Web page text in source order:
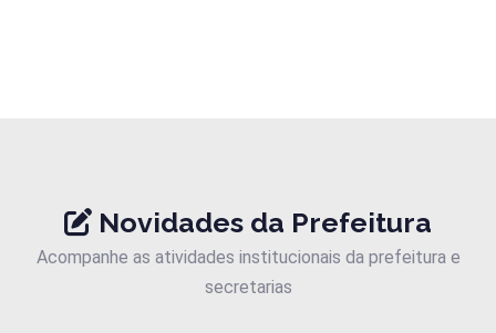
Novidades da Prefeitura
Acompanhe as atividades institucionais da prefeitura e
secretarias